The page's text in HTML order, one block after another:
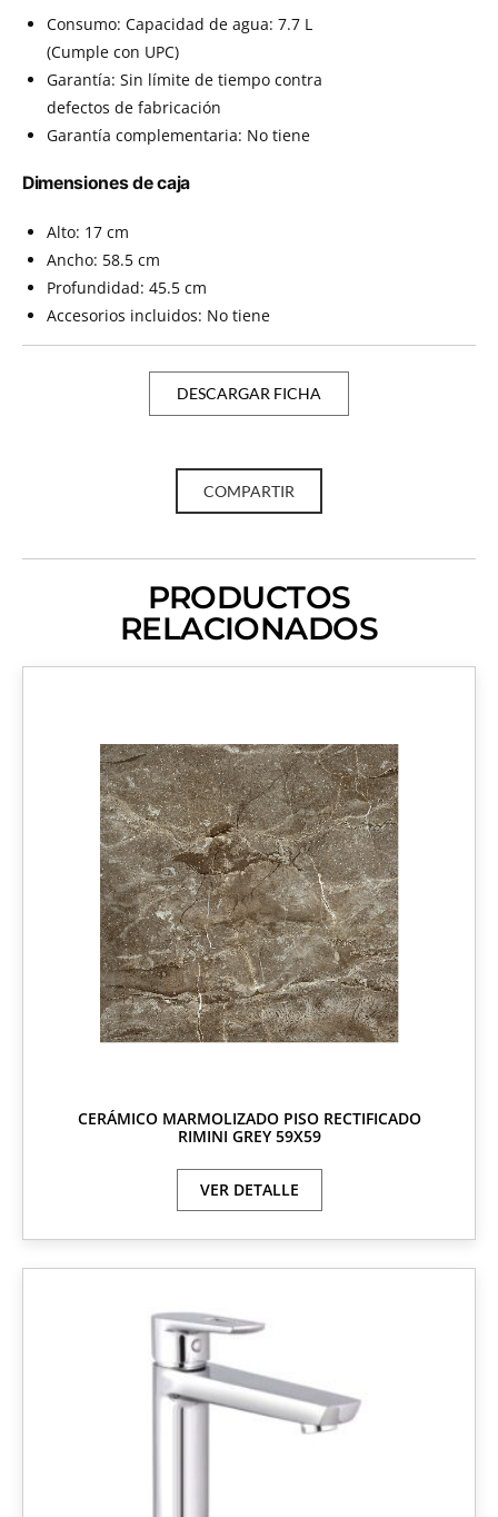
Consumo: Capacidad de agua: 7.7 L
(Cumple con UPC)
Garantía: Sin límite de tiempo contra
defectos de fabricación
Garantía complementaria: No tiene
Dimensiones de caja
Alto: 17 cm
Ancho: 58.5 cm
Profundidad: 45.5 cm
Accesorios incluidos: No tiene
DESCARGAR FICHA
COMPARTIR
PRODUCTOS
RELACIONADOS
CERÁMICO MARMOLIZADO PISO RECTIFICADO
RIMINI GREY 59X59
VER DETALLE